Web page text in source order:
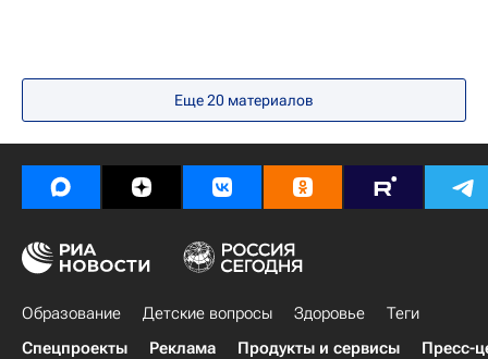
Еще 20 материалов
Образование Детские вопросы Здоровье
Теги
Спецпроекты
Реклама Продукты и сервисы Пресс-